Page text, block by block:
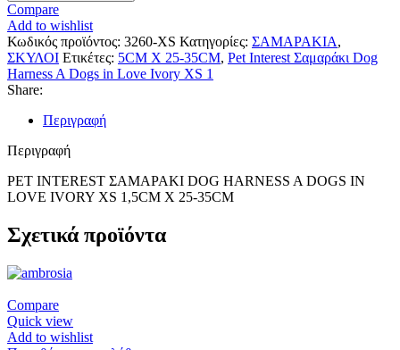
Compare
Add to wishlist
Κωδικός προϊόντος: 3260-XS Κατηγορίες: ΣΑΜΑΡΑΚΙΑ,
ΣΚΥΛΟΙ Ετικέτες: 5CM X 25-35CM, Pet Interest Σαμαράκι Dog
Harness A Dogs in Love Ivory XS 1
Share:
Περιγραφή
Περιγραφή
PET INTEREST ΣΑΜΑΡΑΚΙ DOG HARNESS A DOGS IN
LOVE IVORY XS 1,5CM X 25-35CM
Σχετικά προϊόντα
Compare
Quick view
Add to wishlist